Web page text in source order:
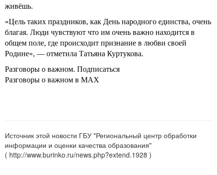
живёшь.
«Цель таких праздников, как День народного единства, очень
благая. Люди чувствуют что им очень важно находится в
общем поле, где происходит признание в любви своей
Родине», — отметила Татьяна Куртукова.
Разговоры о важном. Подписаться
Разговоры о важном в MAX
Источник этой новости ГБУ "Региональный центр обработки
информации и оценки качества образования"
( http://www.burinko.ru/news.php?extend.1928 )